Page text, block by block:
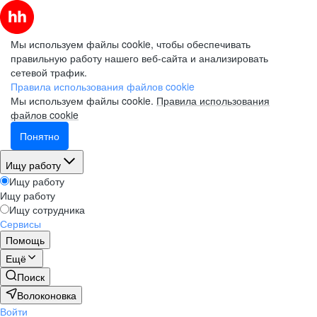
Мы используем файлы cookie, чтобы обеспечивать
правильную работу нашего веб-сайта и анализировать
сетевой трафик.
Правила использования файлов cookie
Мы используем файлы cookie. Правила использования
файлов cookie
Понятно
Ищу работу
Ищу работу
Ищу работу
Ищу сотрудника
Сервисы
Помощь
Ещё
Поиск
Волоконовка
Войти